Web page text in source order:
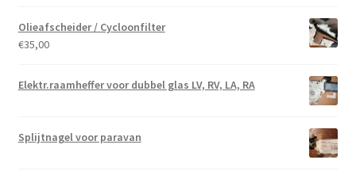
Olieafscheider / Cycloonfilter
€35,00
Elektr.raamheffer voor dubbel glas LV, RV, LA, RA
Splijtnagel voor paravan